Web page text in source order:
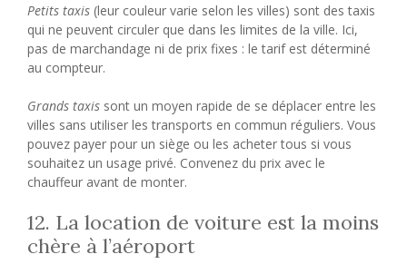
Petits taxis (leur couleur varie selon les villes) sont des taxis
qui ne peuvent circuler que dans les limites de la ville. Ici,
pas de marchandage ni de prix fixes : le tarif est déterminé
au compteur.
Grands taxis sont un moyen rapide de se déplacer entre les
villes sans utiliser les transports en commun réguliers. Vous
pouvez payer pour un siège ou les acheter tous si vous
souhaitez un usage privé. Convenez du prix avec le
chauffeur avant de monter.
12. La location de voiture est la moins
chère à l’aéroport